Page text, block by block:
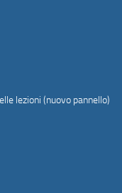
lezioni (nuovo pannello)